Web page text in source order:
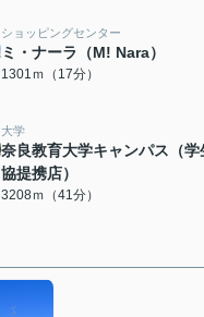
ショッピングセンター
ミ・ナーラ（M! Nara）
1301ｍ（17分）
大学
奈良教育大学キャンパス（学
協提携店）
3208ｍ（41分）